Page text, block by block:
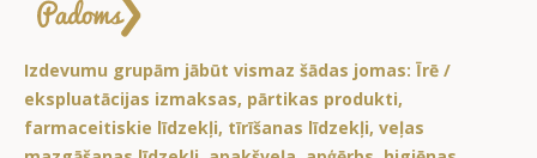
Izdevumu grupām jābūt vismaz šādas jomas: Īrē /
ekspluatācijas izmaksas, pārtikas produkti,
farmaceitiskie līdzekļi, tīrīšanas līdzekļi, veļas